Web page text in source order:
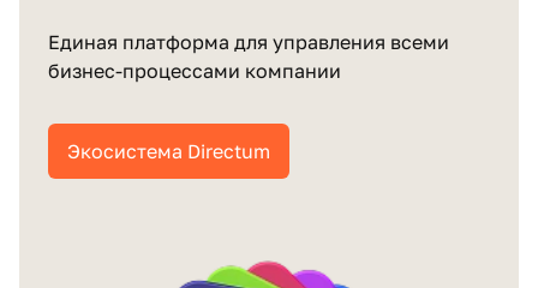
Единая платформа для управления всеми
бизнес‑процессами компании
Экосистема Directum